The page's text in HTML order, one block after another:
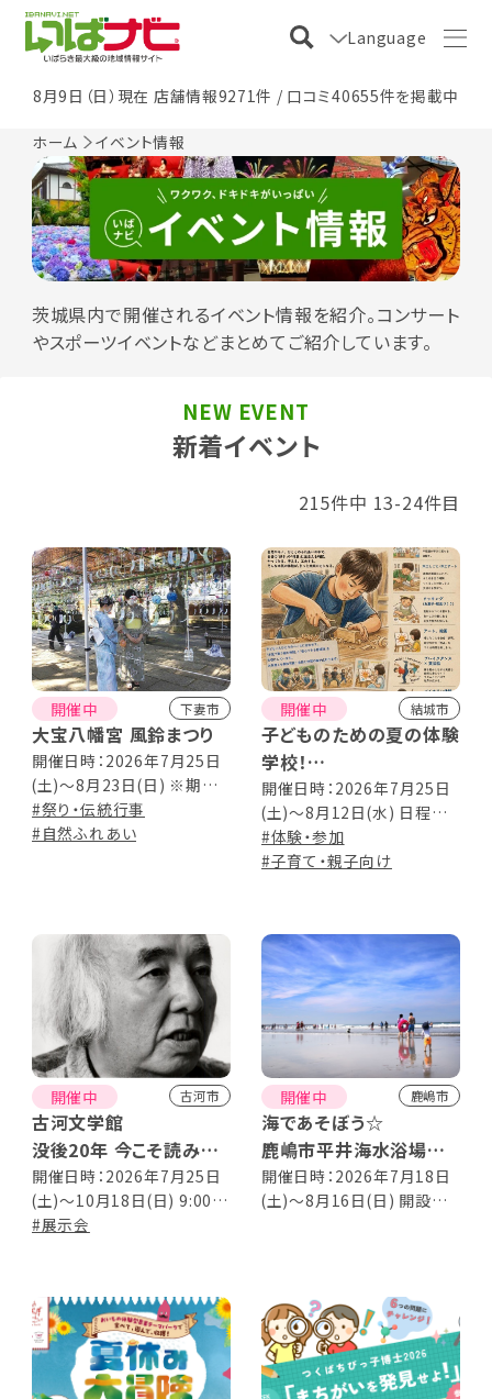
Language
8月9日（日）現在 店舗情報9271件 / 口コミ40655件を掲載中
ホーム イベント情報
茨城県内で開催されるイベント情報を紹介。コンサート
やスポーツイベントなどまとめてご紹介しています。
新着イベント
NEW EVENT
215件中 13-24件目
開催中 下妻市
大宝八幡宮 風鈴まつり
開催日時：2026年7月25日
(土)～8月23日(日) ※期間
中は毎日21:00頃までライト
アップ
#祭り・伝統行事
#自然ふれあい
開催中 結城市
子どものための夏の体験
学校！
～この夏だけの“ホンモ
ノ体験”がいっぱい！～
開催日時：2026年7月25日
(土)～8月12日(水) 日程は7
月上旬頃に公開予定！
Instagramを要チェック
#体験・参加
#子育て・親子向け
開催中 古河市
古河文学館
没後20年 今こそ読みた
い小林久三の社会派推
理
開催日時：2026年7月25日
(土)～10月18日(日) 9:00～
17:00 ※入館は16：30まで
#展示会
開催中 鹿嶋市
海であそぼう☆
鹿嶋市平井海水浴場開
設
開催日時：2026年7月18日
(土)～8月16日(日) 開設時